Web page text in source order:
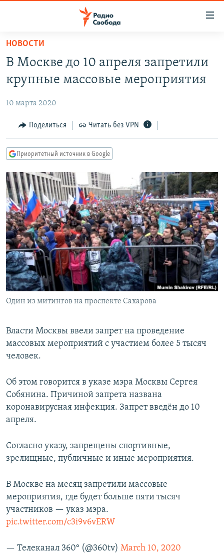
упрощенного
доступа
основному
Вернутся
главной
навигации
Вернутся
поиску
АВТОРСКИЕ ПРОЕКТЫ
ЦИТАТЫ СВОБОДЫ
МНЕНИЯ
IDEL.РЕАЛИИ
КАВКАЗ.РЕАЛИИ
СЕВЕР.РЕАЛИИ
СИБИРЬ.РЕАЛИИ
РАСПИСАНИЕ ВЕЩАНИЯ
ПОДПИШИТЕСЬ НА РАССЫЛКУ
СОЦИАЛЬНЫЕ СЕТИ
Все сайты РСЕ/РС
НОВОСТИ
В Москве до 10 апреля запретили
крупные массовые мероприятия
10 марта 2020
Поделиться Читать без VPN
Приоритетный источник в Google
Один из митингов на проспекте Сахарова
Власти Москвы ввели запрет на проведение
массовых мероприятий с участием более 5 тысяч
человек.
Об этом говорится в указе мэра Москвы Сергея
Собянина. Причиной запрета названа
коронавирусная инфекция. Запрет введён до 10
апреля.
Согласно указу, запрещены спортивные,
зрелищные, публичные и иные мероприятия.
В Москве на месяц запретили массовые
мероприятия, где будет больше пяти тысяч
участников — указ мэра.
pic.twitter.com/c3i9v6vERW
— Телеканал 360° (@360tv) March 10, 2020